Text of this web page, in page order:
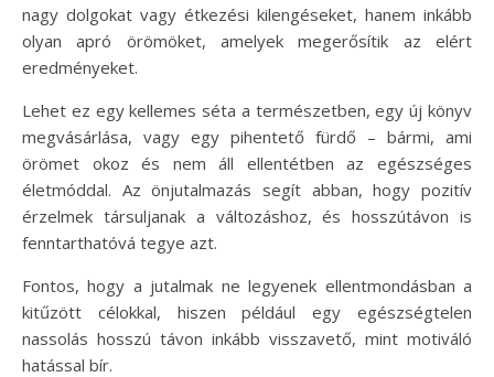
nagy dolgokat vagy étkezési kilengéseket, hanem inkább
olyan apró örömöket, amelyek megerősítik az elért
eredményeket.
Lehet ez egy kellemes séta a természetben, egy új könyv
megvásárlása, vagy egy pihentető fürdő – bármi, ami
örömet okoz és nem áll ellentétben az egészséges
életmóddal. Az önjutalmazás segít abban, hogy pozitív
érzelmek társuljanak a változáshoz, és hosszútávon is
fenntarthatóvá tegye azt.
Fontos, hogy a jutalmak ne legyenek ellentmondásban a
kitűzött célokkal, hiszen például egy egészségtelen
nassolás hosszú távon inkább visszavető, mint motiváló
hatással bír.